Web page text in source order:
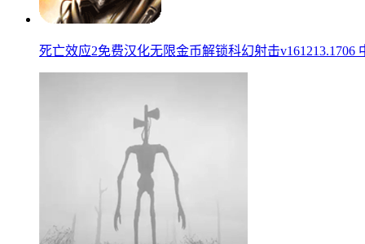
死亡效应2免费汉化无限金币解锁科幻射击v161213.1706